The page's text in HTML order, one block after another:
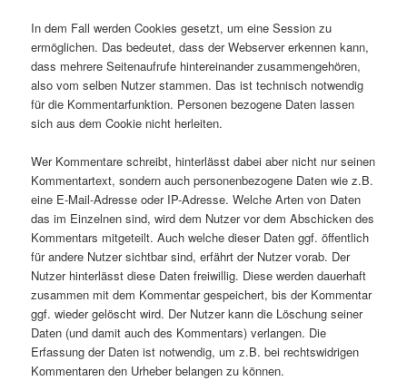
In dem Fall werden Cookies gesetzt, um eine Session zu
ermöglichen. Das bedeutet, dass der Webserver erkennen kann,
dass mehrere Seitenaufrufe hintereinander zusammengehören,
also vom selben Nutzer stammen. Das ist technisch notwendig
für die Kommentarfunktion. Personen bezogene Daten lassen
sich aus dem Cookie nicht herleiten.
Wer Kommentare schreibt, hinterlässt dabei aber nicht nur seinen
Kommentartext, sondern auch personenbezogene Daten wie z.B.
eine E-Mail-Adresse oder IP-Adresse. Welche Arten von Daten
das im Einzelnen sind, wird dem Nutzer vor dem Abschicken des
Kommentars mitgeteilt. Auch welche dieser Daten ggf. öffentlich
für andere Nutzer sichtbar sind, erfährt der Nutzer vorab. Der
Nutzer hinterlässt diese Daten freiwillig. Diese werden dauerhaft
zusammen mit dem Kommentar gespeichert, bis der Kommentar
ggf. wieder gelöscht wird. Der Nutzer kann die Löschung seiner
Daten (und damit auch des Kommentars) verlangen. Die
Erfassung der Daten ist notwendig, um z.B. bei rechtswidrigen
Kommentaren den Urheber belangen zu können.